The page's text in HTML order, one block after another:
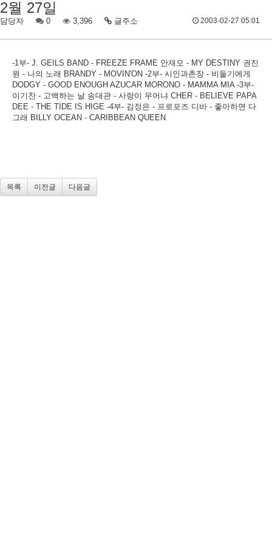
2월 27일
담당자 0 3,396 글주소 2003-02-27 05:01
-1부- J. GEILS BAND - FREEZE FRAME 안재모 - MY DESTINY 권진
원 - 나의 노래 BRANDY - MOVIN'ON -2부- 시인과촌장 - 비둘기에게
DODGY - GOOD ENOUGH AZUCAR MORONO - MAMMA MIA -3부-
이기찬 - 고백하는 날 송대관 - 사랑이 무어냐 CHER - BELIEVE PAPA
DEE - THE TIDE IS HIGE -4부- 김정은 - 프로포즈 디바 - 좋아하면 다
그래 BILLY OCEAN - CARIBBEAN QUEEN
목록 이전글 다음글